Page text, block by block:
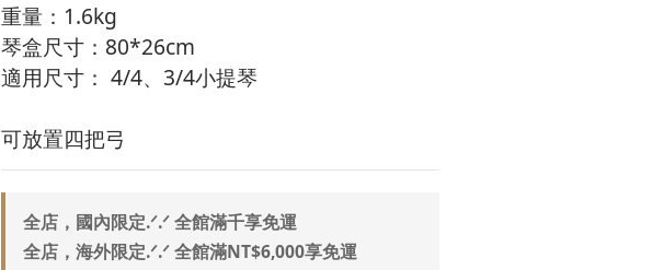
重量：1.6kg
琴盒尺寸：80*26cm
適用尺寸： 4/4、3/4小提琴
可放置四把弓
全店，國內限定.ᐟ.ᐟ 全館滿千享免運
全店，海外限定.ᐟ.ᐟ 全館滿NT$6,000享免運